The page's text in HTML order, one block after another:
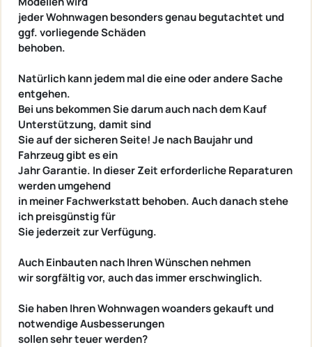
jeder Wohnwagen besonders genau begutachtet und
ggf. vorliegende Schäden
behoben.
Natürlich kann jedem mal die eine oder andere Sache
entgehen.
Bei uns bekommen Sie darum auch nach dem Kauf
Unterstützung, damit sind
Sie auf der sicheren Seite! Je nach Baujahr und
Fahrzeug gibt es ein
Jahr Garantie. In dieser Zeit erforderliche Reparaturen
werden umgehend
in meiner Fachwerkstatt behoben. Auch danach stehe
ich preisgünstig für
Sie jederzeit zur Verfügung.
Auch Einbauten nach Ihren Wünschen nehmen
wir sorgfältig vor, auch das immer erschwinglich.
Sie haben Ihren Wohnwagen woanders gekauft und
notwendige Ausbesserungen
sollen sehr teuer werden?